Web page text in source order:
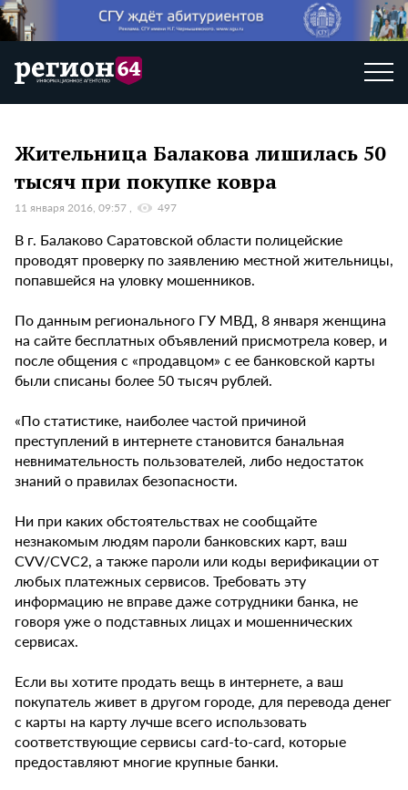
Жительница Балакова лишилась 50
тысяч при покупке ковра
11 января 2016, 09:57 497
В г. Балаково Саратовской области полицейские
проводят проверку по заявлению местной жительницы,
попавшейся на уловку мошенников.
По данным регионального ГУ МВД, 8 января женщина
на сайте бесплатных объявлений присмотрела ковер, и
после общения с «продавцом» с ее банковской карты
были списаны более 50 тысяч рублей.
«По статистике, наиболее частой причиной
преступлений в интернете становится банальная
невнимательность пользователей, либо недостаток
знаний о правилах безопасности.
Ни при каких обстоятельствах не сообщайте
незнакомым людям пароли банковских карт, ваш
CVV/CVC2, а также пароли или коды верификации от
любых платежных сервисов. Требовать эту
информацию не вправе даже сотрудники банка, не
говоря уже о подставных лицах и мошеннических
сервисах.
Если вы хотите продать вещь в интернете, а ваш
покупатель живет в другом городе, для перевода денег
с карты на карту лучше всего использовать
соответствующие сервисы card-to-card, которые
предоставляют многие крупные банки.